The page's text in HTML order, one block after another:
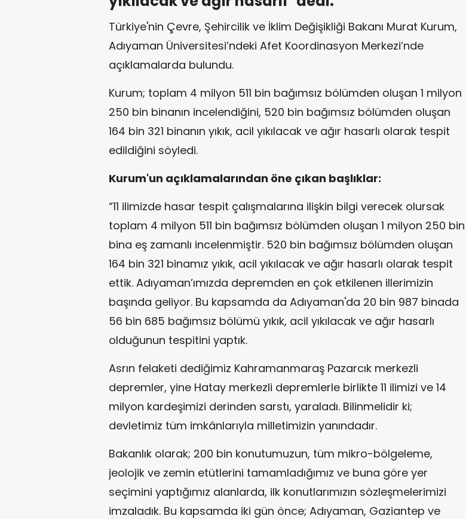
Türkiye'nin Çevre, Şehircilik ve İklim Değişikliği Bakanı Murat Kurum,
Adıyaman Üniversitesi’ndeki Afet Koordinasyon Merkezi’nde
açıklamalarda bulundu.
Kurum; toplam 4 milyon 511 bin bağımsız bölümden oluşan 1 milyon
250 bin binanın incelendiğini, 520 bin bağımsız bölümden oluşan
164 bin 321 binanın yıkık, acil yıkılacak ve ağır hasarlı olarak tespit
edildiğini söyledi.
Kurum'un açıklamalarından öne çıkan başlıklar:
“11 ilimizde hasar tespit çalışmalarına ilişkin bilgi verecek olursak
toplam 4 milyon 511 bin bağımsız bölümden oluşan 1 milyon 250 bin
bina eş zamanlı incelenmiştir. 520 bin bağımsız bölümden oluşan
164 bin 321 binamız yıkık, acil yıkılacak ve ağır hasarlı olarak tespit
ettik. Adıyaman’ımızda depremden en çok etkilenen illerimizin
başında geliyor. Bu kapsamda da Adıyaman'da 20 bin 987 binada
56 bin 685 bağımsız bölümü yıkık, acil yıkılacak ve ağır hasarlı
olduğunun tespitini yaptık.
Asrın felaketi dediğimiz Kahramanmaraş Pazarcık merkezli
depremler, yine Hatay merkezli depremlerle birlikte 11 ilimizi ve 14
milyon kardeşimizi derinden sarstı, yaraladı. Bilinmelidir ki;
devletimiz tüm imkânlarıyla milletimizin yanındadır.
Bakanlık olarak; 200 bin konutumuzun, tüm mikro-bölgeleme,
jeolojik ve zemin etütlerini tamamladığımız ve buna göre yer
seçimini yaptığımız alanlarda, ilk konutlarımızın sözleşmelerimizi
imzaladık. Bu kapsamda iki gün önce; Adıyaman, Gaziantep ve